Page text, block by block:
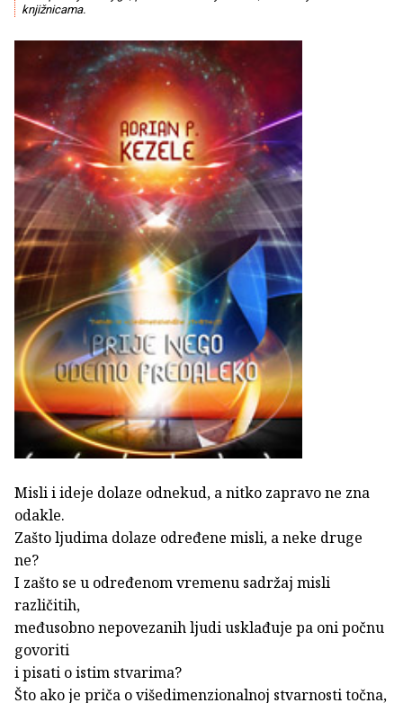
knjižnicama.
Misli i ideje dolaze odnekud, a nitko zapravo ne zna
odakle.
Zašto ljudima dolaze određene misli, a neke druge
ne?
I zašto se u određenom vremenu sadržaj misli
različitih,
međusobno nepovezanih ljudi usklađuje pa oni počnu
govoriti
i pisati o istim stvarima?
Što ako je priča o višedimenzionalnoj stvarnosti točna,